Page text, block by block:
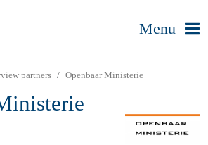
Menu
partners Openbaar Ministerie